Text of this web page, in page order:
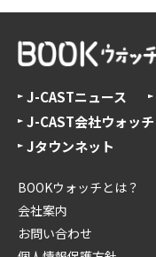
J-CASTニュース
J-CAST会社ウォッチ
Jタウンネット
BOOKウォッチとは？
会社案内
お問い合わせ